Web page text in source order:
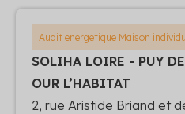
Audit energetique Maison
SOLIHA LOIRE - PUY
OUR L’HABITAT
2, rue Aristide Briand et